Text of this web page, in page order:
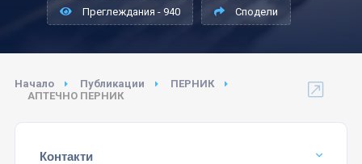
Преглеждания - 940 Сподели
Начало Публикации
ПЕРНИК
АПТЕЧНО ПЕРНИК
Контакти